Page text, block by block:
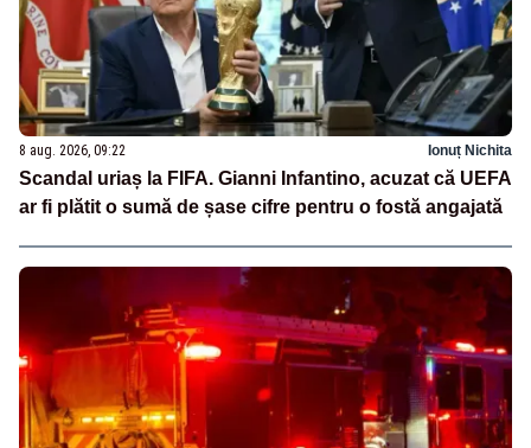
8 aug. 2026, 09:22 Ionuț Nichita
Scandal uriaș la FIFA. Gianni Infantino, acuzat că UEFA
ar fi plătit o sumă de șase cifre pentru o fostă angajată